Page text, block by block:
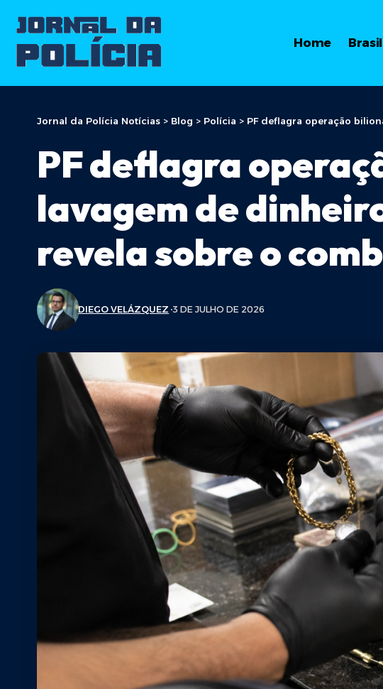
Home Brasil
Jornal da Polícia Notícias > Blog > Polícia > PF deflagra operação
PF deflagra
lavagem de
revela sobre o
DIEGO VELÁZQUEZ 3 DE JULHO DE 2026